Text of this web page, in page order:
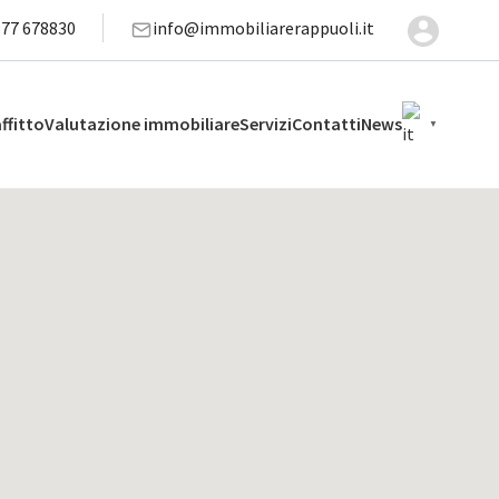
678830 info@immobiliarerappuoli.it
Valutazione immobiliareServiziContattiNews ▼